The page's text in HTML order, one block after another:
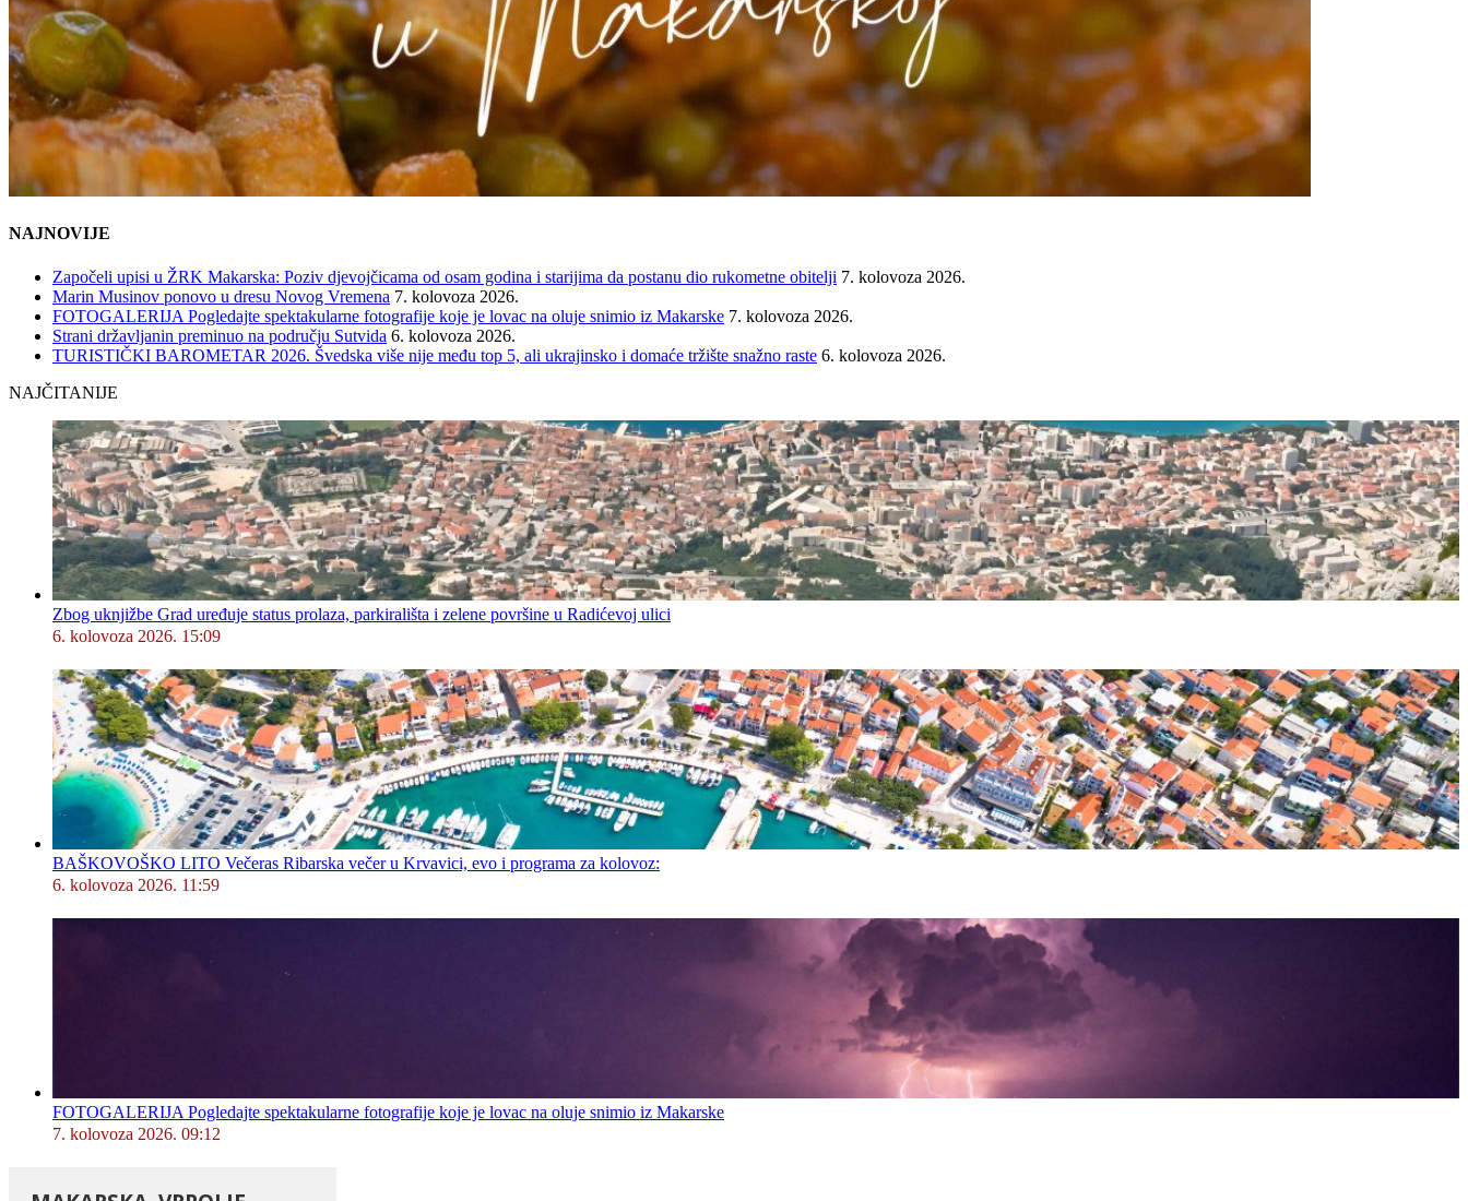
NAJNOVIJE
Započeli upisi u ŽRK Makarska: Poziv djevojčicama od osam godina i starijima da postanu dio rukometne obitelji 7. kolovoza 2026.
Marin Musinov ponovo u dresu Novog Vremena 7. kolovoza 2026.
FOTOGALERIJA Pogledajte spektakularne fotografije koje je lovac na oluje snimio iz Makarske 7. kolovoza 2026.
Strani državljanin preminuo na području Sutvida 6. kolovoza 2026.
TURISTIČKI BAROMETAR 2026. Švedska više nije među top 5, ali ukrajinsko i domaće tržište snažno raste 6. kolovoza 2026.
NAJČITANIJE
Zbog uknjižbe Grad uređuje status prolaza, parkirališta i zelene površine u Radićevoj ulici
6. kolovoza 2026. 15:09
BAŠKOVOŠKO LITO Večeras Ribarska večer u Krvavici, evo i programa za kolovoz:
6. kolovoza 2026. 11:59
FOTOGALERIJA Pogledajte spektakularne fotografije koje je lovac na oluje snimio iz Makarske
7. kolovoza 2026. 09:12